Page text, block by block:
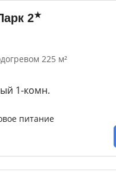
2★
225 м²
1-комн.
питание